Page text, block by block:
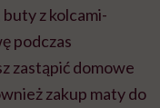
z kolcami-
podczas
zastąpić domowe
zakup maty do